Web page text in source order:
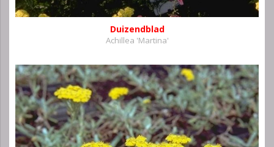
Duizendblad
Achillea 'Martina'